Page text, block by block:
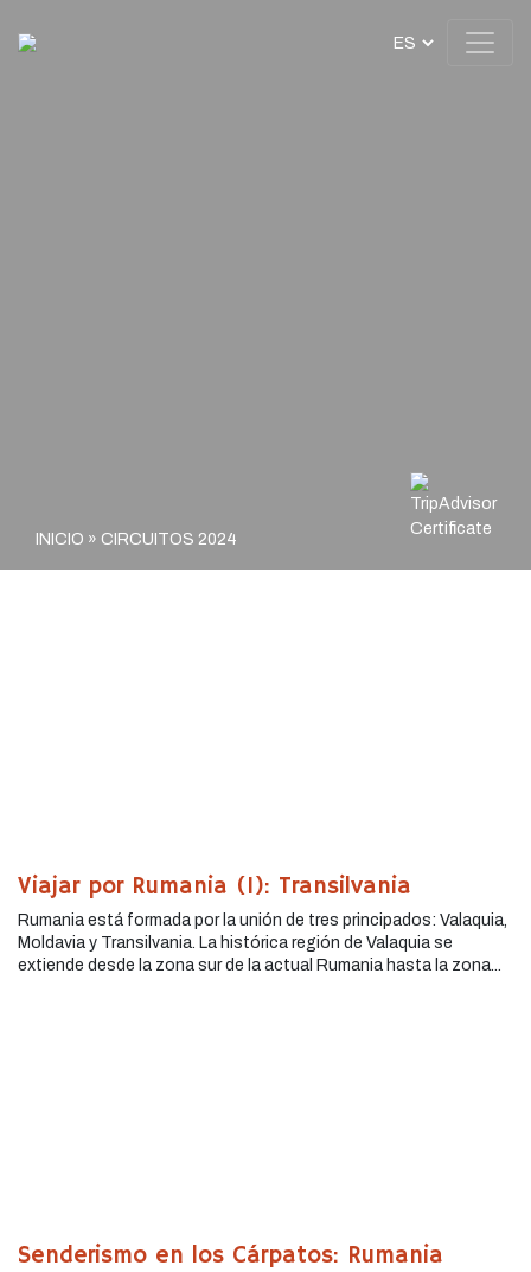
INICIO » CIRCUITOS 2024
Viajar por Rumania (I): Transilvania
Rumania está formada por la unión de tres principados: Valaquia,
Moldavia y Transilvania. La histórica región de Valaquia se
extiende desde la zona sur de la actual Rumania hasta la zona...
Senderismo en los Cárpatos: Rumania